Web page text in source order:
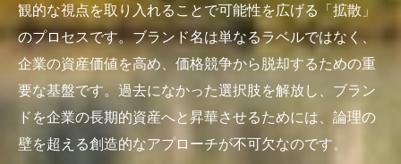
観的な視点を取り入れることで可能性を広げる「拡散」
のプロセスです。ブランド名は単なるラベルではなく、
企業の資産価値を高め、価格競争から脱却するための重
要な基盤です。過去になかった選択肢を解放し、ブラン
ドを企業の長期的資産へと昇華させるためには、論理の
壁を超える創造的なアプローチが不可欠なのです。